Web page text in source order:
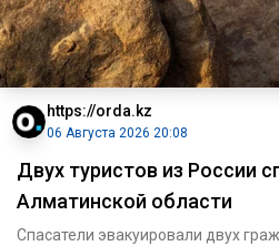
https://orda.kz
06 Августа 2026 20:08
Двух туристов из России
Алматинской области
Спасатели эвакуировали двух